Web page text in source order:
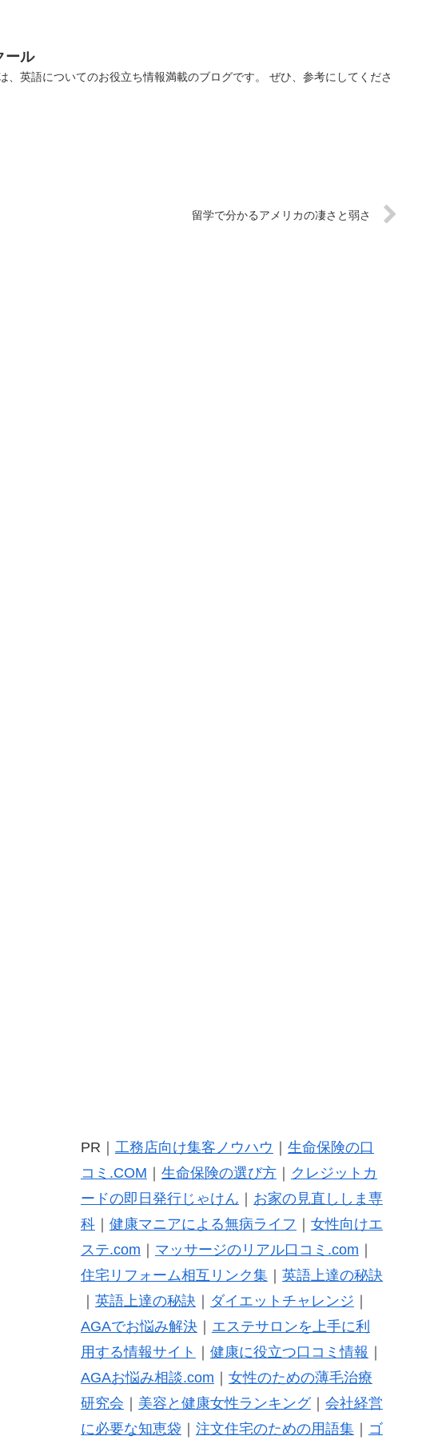
ール
、英語についてのお役立ち情報満載のブログです。 ぜひ、参考にしてくださ
留学で分かるアメリカの凄さと弱さ
PR｜ 工務店向け集客ノウハウ
生命保険の口
コミ.COM
生命保険の選び方｜
クレジットカ
ードの即日発行じゃけん
お家の見直ししま専
科｜ 健康マニアによる無病ライフ
女性向けエ
ステ.com
マッサージのリアル口コミ.com
住宅リフォーム相互リンク集｜ 英語上達の秘訣
英語上達の秘訣 ダイエットチャレンジ
AGAでお悩み解決｜ エステサロンを上手に利
用する情報サイト
健康に役立つ口コミ情報
AGAお悩み相談.com
女性のための薄毛治療
研究会
美容と健康女性ランキング｜ 会社経営
に必要な知恵袋
注文住宅のための用語集｜ ゴ